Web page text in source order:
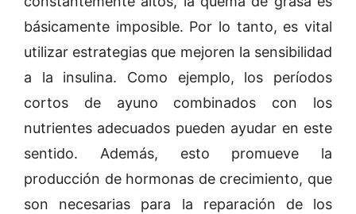
básicamente imposible. Por lo tanto, es vital
utilizar estrategias que mejoren la sensibilidad
a la insulina. Como ejemplo, los períodos
cortos de ayuno combinados con los
nutrientes adecuados pueden ayudar en este
sentido. Además, esto promueve la
producción de hormonas de crecimiento, que
son necesarias para la reparación de los